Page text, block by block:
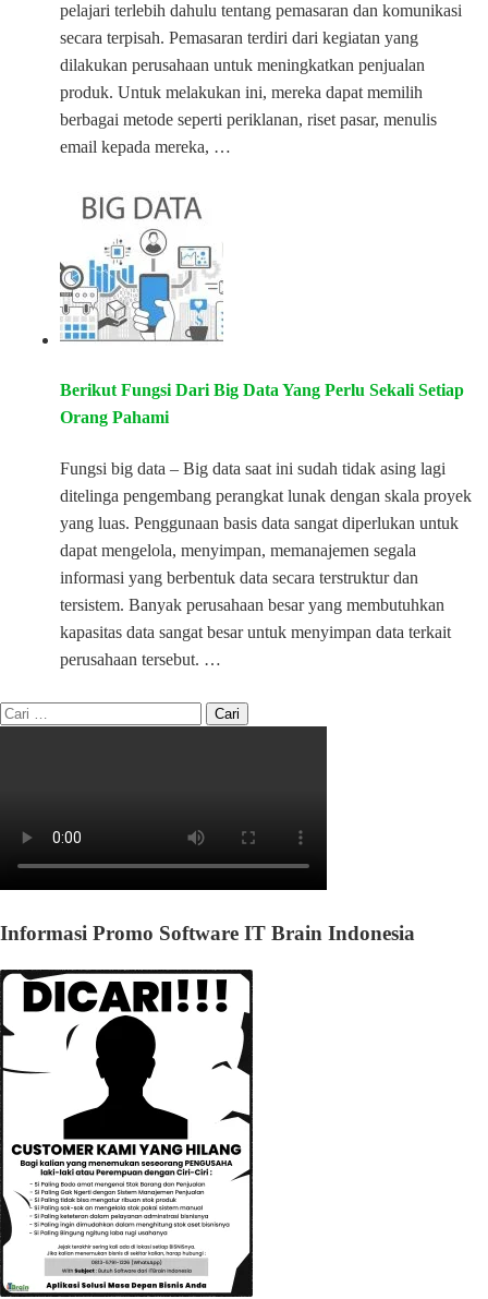
pelajari terlebih dahulu tentang pemasaran dan komunikasi
secara terpisah. Pemasaran terdiri dari kegiatan yang
dilakukan perusahaan untuk meningkatkan penjualan
produk. Untuk melakukan ini, mereka dapat memilih
berbagai metode seperti periklanan, riset pasar, menulis
email kepada mereka, …
Berikut Fungsi Dari Big Data Yang Perlu Sekali Setiap
Orang Pahami
Fungsi big data – Big data saat ini sudah tidak asing lagi
ditelinga pengembang perangkat lunak dengan skala proyek
yang luas. Penggunaan basis data sangat diperlukan untuk
dapat mengelola, menyimpan, memanajemen segala
informasi yang berbentuk data secara terstruktur dan
tersistem. Banyak perusahaan besar yang membutuhkan
kapasitas data sangat besar untuk menyimpan data terkait
perusahaan tersebut. …
Informasi Promo Software IT Brain Indonesia